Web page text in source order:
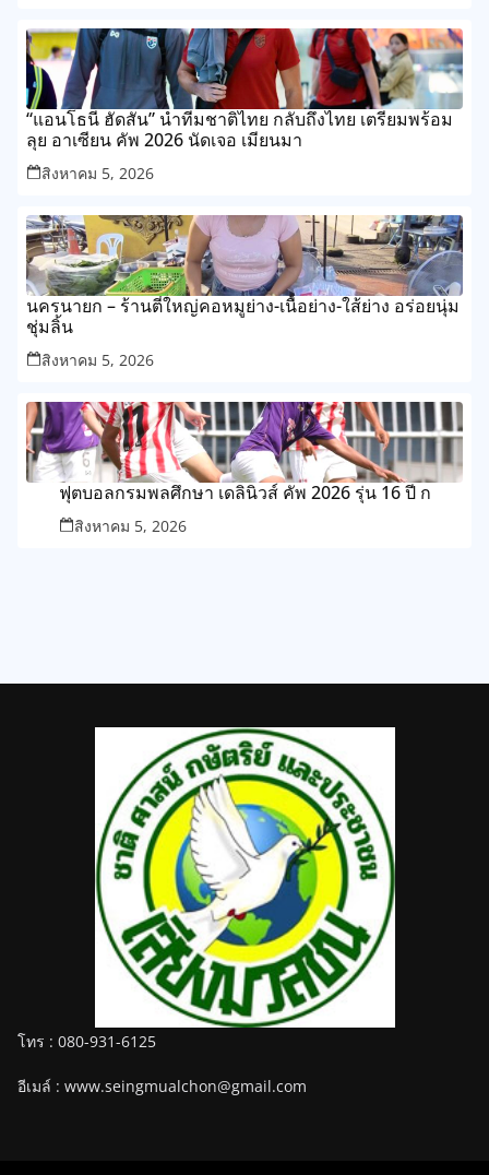
“แอนโธนี ฮัดสัน” นำทีมชาติไทย กลับถึงไทย เตรียมพร้อม
ลุย อาเซียน คัพ 2026 นัดเจอ เมียนมา
สิงหาคม 5, 2026
นครนายก – ร้านตี๋ใหญ่คอหมูย่าง-เนื้อย่าง-ใส้ย่าง อร่อยนุ่ม
ชุ่มลิ้น
สิงหาคม 5, 2026
ฟุตบอลกรมพลศึกษา เดลินิวส์ คัพ 2026 รุ่น 16 ปี ก
สิงหาคม 5, 2026
โทร : 080-931-6125
อีเมล์ : www.seingmualchon@gmail.com